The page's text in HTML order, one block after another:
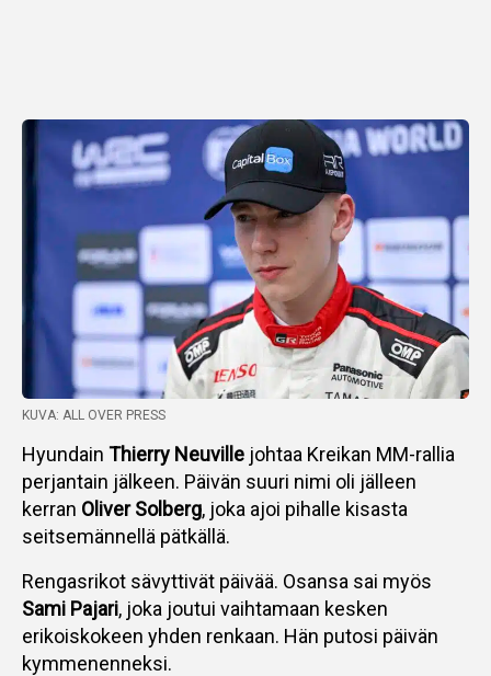
KUVA: ALL OVER PRESS
Hyundain Thierry Neuville johtaa Kreikan MM-rallia
perjantain jälkeen. Päivän suuri nimi oli jälleen
kerran Oliver Solberg, joka ajoi pihalle kisasta
seitsemännellä pätkällä.
Rengasrikot sävyttivät päivää. Osansa sai myös
Sami Pajari, joka joutui vaihtamaan kesken
erikoiskokeen yhden renkaan. Hän putosi päivän
kymmenenneksi.